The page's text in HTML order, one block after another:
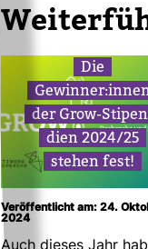
Die
der Grow-​
dien 2024/25
stehen fest!
Veröffentlicht am: 24.
2024